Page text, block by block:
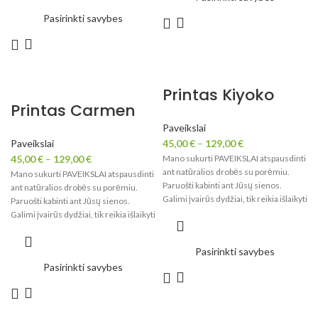
Pasirinkti savybes
Printas Carmen
Paveikslai
45,00€ – 129,00€
Mano sukurti PAVEIKSLAI atspausdinti
ant natūralios drobės su porėmiu.
Paruošti kabinti ant Jūsų sienos.
Galimi įvairūs dydžiai, tik reikia išlaikyti
Pasirinkti savybes
Printas Kiyoko
Paveikslai
45,00€ – 129,00€
Mano sukurti PAVEIKSLAI atspausdinti
ant natūralios drobės su porėmiu.
Paruošti kabinti ant Jūsų sienos.
Galimi įvairūs dydžiai, tik reikia išlaikyti
Pasirinkti savybes